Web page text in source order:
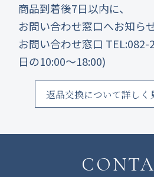
商品到着後7日以内に、
お問い合わせ窓口へお知ら
お問い合わせ窓口
日の10:00～18:00)
返品交換について詳しく